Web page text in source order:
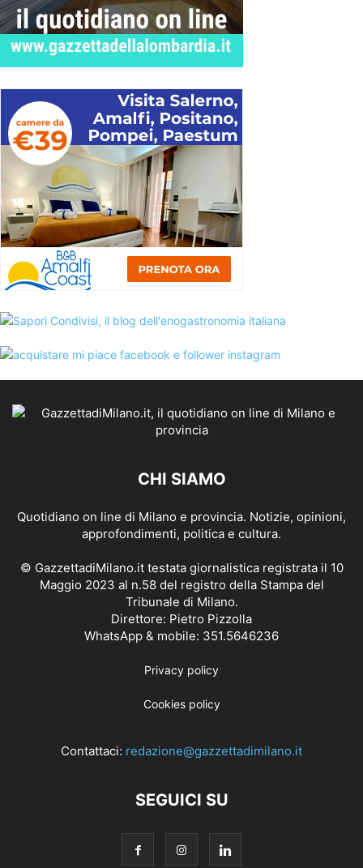
CHI SIAMO
Quotidiano on line di Milano e provincia. Notizie, opinioni,
approfondimenti, politica e cultura.
© GazzettadiMilano.it testata giornalistica registrata il 10
Maggio 2023 al n.58 del registro della Stampa del
Tribunale di Milano.
Direttore: Pietro Pizzolla
WhatsApp & mobile: 351.5646236
Privacy policy
Cookies policy
Contattaci: redazione@gazzettadimilano.it
SEGUICI SU